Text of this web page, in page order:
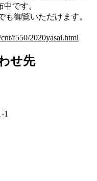
です。
も御覧いただけます。
f550/2020yasai.html
せ先
1